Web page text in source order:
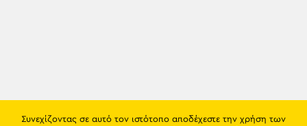
Συνεχίζοντας σε αυτό τον ιστότοπο αποδέχεστε την χρήση των